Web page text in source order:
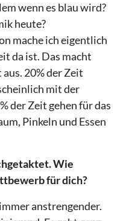
wenn es blau wird?
heute?
mache ich eigentlich
da ist. Das macht
20% der Zeit
mit der
der Zeit gehen für das
Pinkeln und Essen
Wie
für dich?
anstrengender.